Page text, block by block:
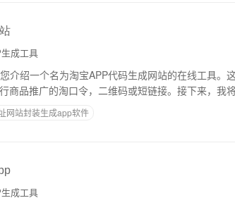
成工具
介绍一个名为淘宝APP代码生成网站的在线工具。
商品推广的淘口令，二维码或短链接。接下来，我
的淘宝APP代码。### 淘宝AP
网站封装生成app软件
成工具